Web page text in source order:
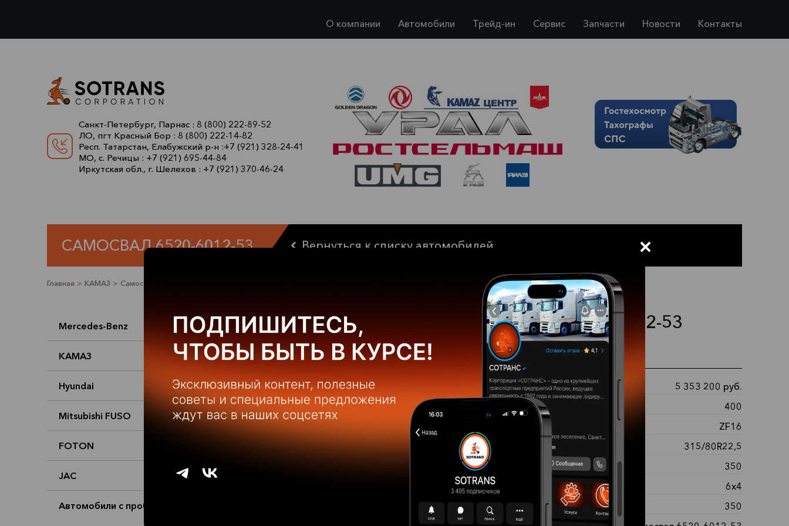
О компании Автомобили Трейд-ин Сервис Запчасти Новости Контакты
Санкт-Петербург, Парнас : 8 (800) 222-89-52
ЛО, пгт Красный Бор : 8 (800) 222-14-82
Респ. Татарстан, Елабужский р-н :+7 (921) 328-24-41
МО, с. Речицы : +7 (921) 695-44-84
Иркутская обл., г. Шелехов : +7 (921) 370-46-24
САМОСВАЛ 6520-6012-53 Вернуться к списку автомобилей
Главная > КАМАЗ > Самосвалы
Mercedes-Benz
КАМАЗ
Hyundai
Mitsubishi FUSO
FOTON
JAC
Автомобили с пробегом
Заказать автомобиль
КАМАЗ 6520-6012-53
Основные характеристики
Цена:
5 353 200 руб.
Мощность:
400
Коробка передач:
ZF16
315/80R22,5
Объём топливного бака:
350
Колесная формула:
6х4
Топливные баки, л:
350
×